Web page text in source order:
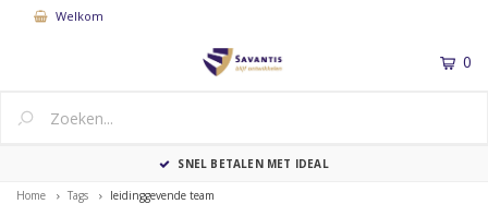
Welkom
0
SNEL BETALEN MET IDEAL
Home Tags leidinggevende team